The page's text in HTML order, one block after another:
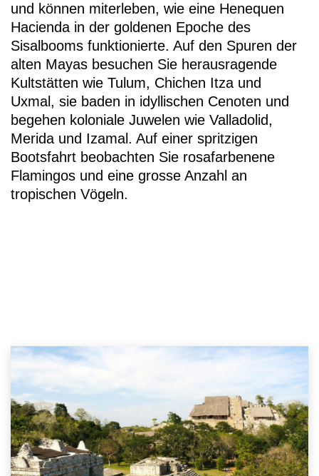
und können miterleben, wie eine Henequen
Hacienda in der goldenen Epoche des
Sisalbooms funktionierte. Auf den Spuren der
alten Mayas besuchen Sie herausragende
Kultstätten wie Tulum, Chichen Itza und
Uxmal, sie baden in idyllischen Cenoten und
begehen koloniale Juwelen wie Valladolid,
Merida und Izamal. Auf einer spritzigen
Bootsfahrt beobachten Sie rosafarbenene
Flamingos und eine grosse Anzahl an
tropischen Vögeln.